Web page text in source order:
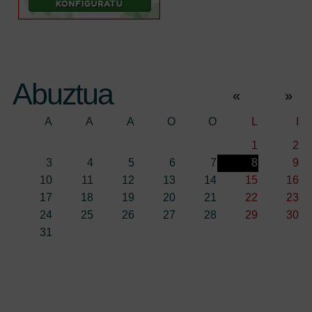
Abuztua « »
A A A O O
1
2
3
4 5 6 7 8
9
10
11 12 13 14 15
16
17
18 19 20 21 22
23
24
25 26 27 28 29
30
31